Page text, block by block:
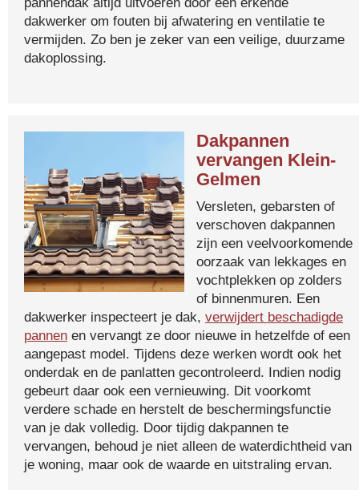
dakwerker om fouten bij afwatering en ventilatie te
vermijden. Zo ben je zeker van een veilige, duurzame
dakoplossing.
Dakpannen
vervangen Klein-
Gelmen
Versleten, gebarsten of
verschoven dakpannen
zijn een veelvoorkomende
oorzaak van lekkages en
vochtplekken op zolders
of binnenmuren. Een
dakwerker inspecteert je dak, verwijdert beschadigde
pannen en vervangt ze door nieuwe in hetzelfde of een
aangepast model. Tijdens deze werken wordt ook het
onderdak en de panlatten gecontroleerd. Indien nodig
gebeurt daar ook een vernieuwing. Dit voorkomt
verdere schade en herstelt de beschermingsfunctie
van je dak volledig. Door tijdig dakpannen te
vervangen, behoud je niet alleen de waterdichtheid van
je woning, maar ook de waarde en uitstraling ervan.